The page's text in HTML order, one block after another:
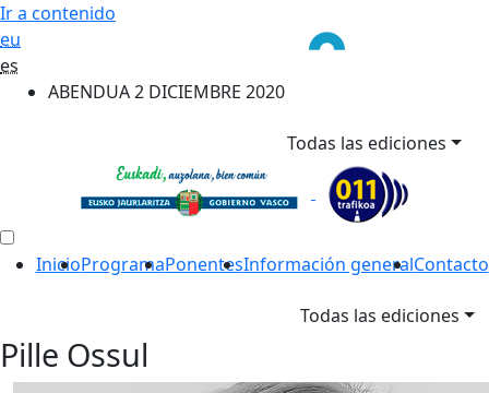
Ir a contenido
eu
es
ABENDUA 2 DICIEMBRE 2020
Todas las ediciones
InicioProgramaPonentesInformación generalContacto
Todas las ediciones
Pille Ossul